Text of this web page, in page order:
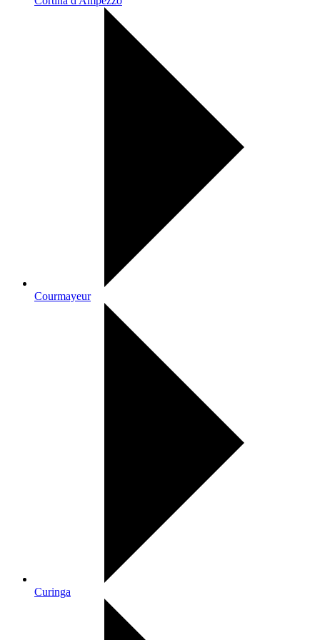
Courmayeur
Curinga